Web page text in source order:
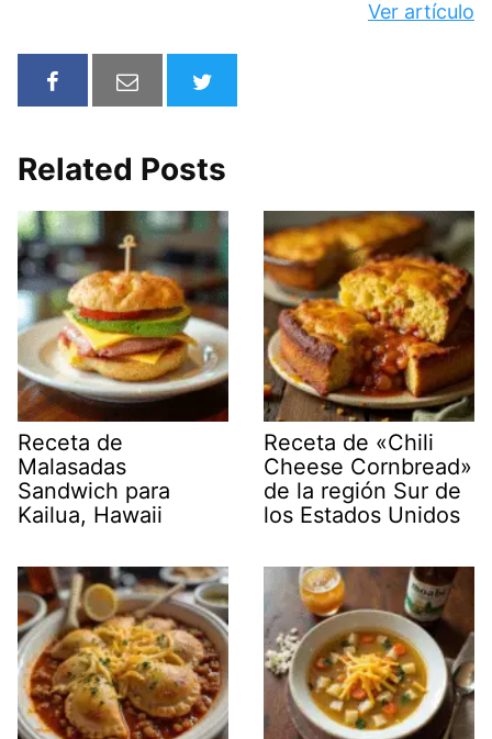
Ver artículo
Related Posts
Receta de
Malasadas
Sandwich para
Kailua, Hawaii
Receta de «Chili
Cheese Cornbread»
de la región Sur de
los Estados Unidos